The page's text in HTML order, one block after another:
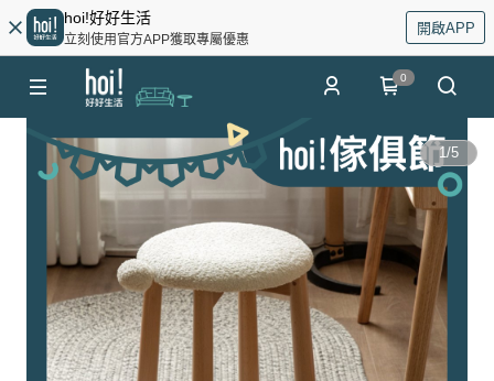
hoi!好好生活
立刻使用官方APP獲取專屬優惠
開啟APP
0
1/5